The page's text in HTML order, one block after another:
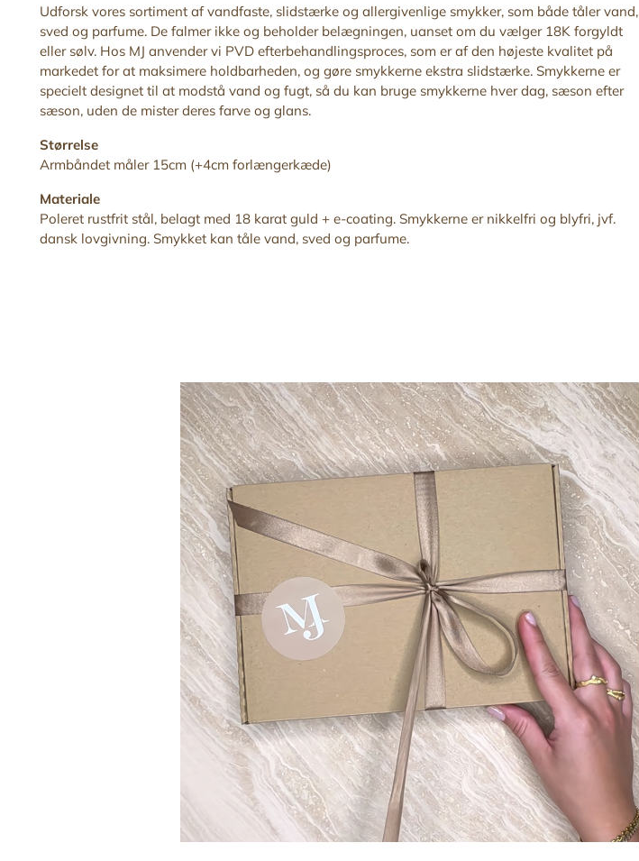
Udforsk vores sortiment af vandfaste, slidstærke og allergivenlige smykker, som både tåler vand,
sved og parfume. De falmer ikke og beholder belægningen, uanset om du vælger 18K forgyldt
eller sølv. Hos MJ anvender vi PVD efterbehandlingsproces, som er af den højeste kvalitet på
markedet for at maksimere holdbarheden, og gøre smykkerne ekstra slidstærke. Smykkerne er
specielt designet til at modstå vand og fugt, så du kan bruge smykkerne hver dag, sæson efter
sæson, uden de mister deres farve og glans.
Størrelse
Armbåndet måler 15cm (+4cm forlængerkæde)
Materiale
Poleret rustfrit stål, belagt med 18 karat guld + e-coating. Smykkerne er nikkelfri og blyfri, jvf.
dansk lovgivning. Smykket kan tåle vand, sved og parfume.